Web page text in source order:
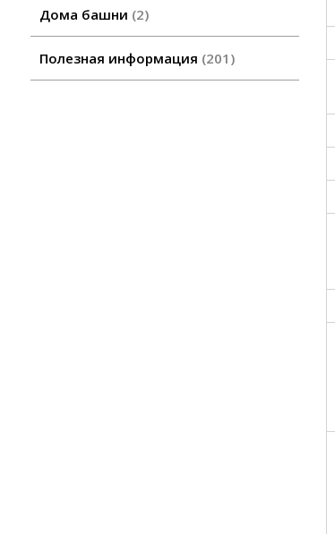
Дома башни 2
Полезная информация 201